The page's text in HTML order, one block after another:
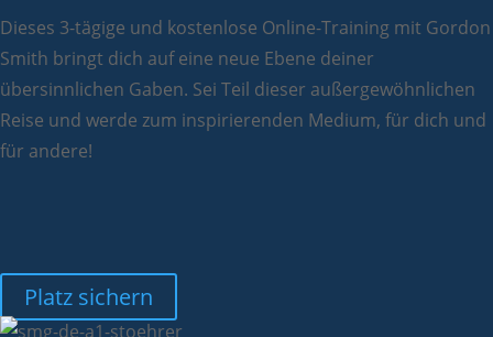
Dieses 3-tägige und kostenlose Online-Training mit Gordon
Smith bringt dich auf eine neue Ebene deiner
übersinnlichen Gaben. Sei Teil dieser außergewöhnlichen
Reise und werde zum inspirierenden Medium, für dich und
für andere!
Platz sichern